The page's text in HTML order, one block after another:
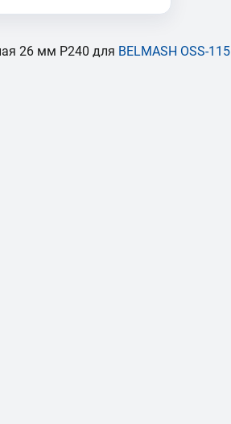
26 мм P240 для BELMASH OSS-115